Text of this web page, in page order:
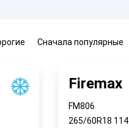
Сначала популярные
Firemax
FM806
265/60R18 114